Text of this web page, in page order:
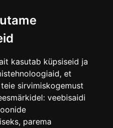
kasutab küpsiseid ja
et
sirvimiskogemust
veebisaidi
, parema
МУЗЕЙ
17
610 4178